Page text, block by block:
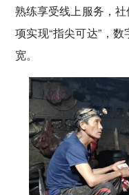
熟练享受线上服务，
项实现“指尖可达”，
宽。